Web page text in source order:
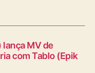
lança MV de
com Tablo (Epik